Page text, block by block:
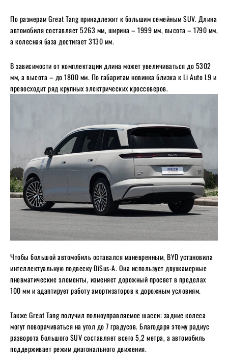
По размерам Great Tang принадлежит к большим семейным SUV. Длина
автомобиля составляет 5263 мм, ширина – 1999 мм, высота – 1790 мм,
а колесная база достигает 3130 мм.
В зависимости от комплектации длина может увеличиваться до 5302
мм, а высота – до 1800 мм. По габаритам новинка близка к Li Auto L9 и
превосходит ряд крупных электрических кроссоверов.
Чтобы большой автомобиль оставался маневренным, BYD установила
интеллектуальную подвеску DiSus-A. Она использует двухкамерные
пневматические элементы, изменяет дорожный просвет в пределах
100 мм и адаптирует работу амортизаторов к дорожным условиям.
Также Great Tang получил полноуправляемое шасси: задние колеса
могут поворачиваться на угол до 7 градусов. Благодаря этому радиус
разворота большого SUV составляет всего 5,2 метра, а автомобиль
поддерживает режим диагонального движения.